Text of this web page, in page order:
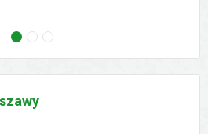
Nabór wniosków SIM
Zwrot podatku akcyzowego
PROGRAM WSPIERANIA